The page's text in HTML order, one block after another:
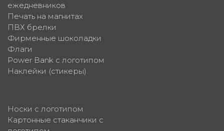
ежедневников
Печать на магнитах
ПВХ брелки
Фирменные шоколадки
Флаги
Power Bank с логотипом
Наклейки (стикеры)
Носки с логотипом
Картонные стаканчики с